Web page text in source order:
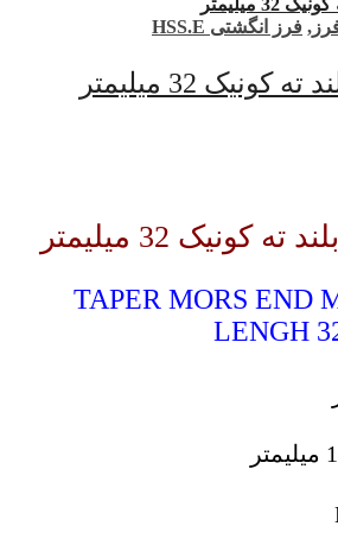
, فرز انگشتی HSS.E
32 میلیمتر
کونیک 32 میلیمتر
TAPER MORS END
LENGH